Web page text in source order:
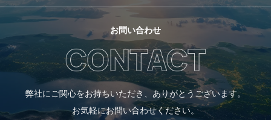
お問い合わせ
弊社にご関心をお持ちいただき、ありがとうございます。
お気軽にお問い合わせください。